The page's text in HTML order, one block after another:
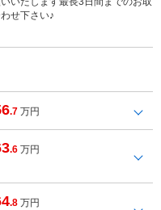
せ下さい♪
.7 万円
.6 万円
.8 万円